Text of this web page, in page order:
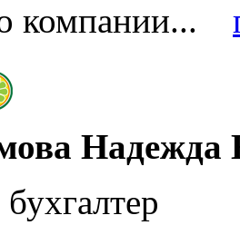
компании...
Надежда